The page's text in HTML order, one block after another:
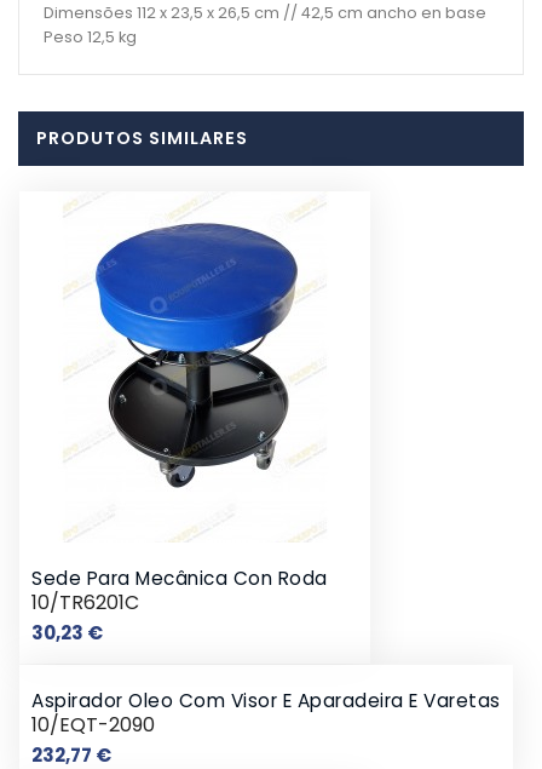
Dimensões 112 x 23,5 x 26,5 cm // 42,5 cm ancho en base
Peso 12,5 kg
PRODUTOS SIMILARES
Sede Para Mecânica Con Roda
10/TR6201C
30,23 €Preço
Aspirador Oleo Com Visor E Aparadeira E Varetas
10/EQT-2090
232,77 €Preço